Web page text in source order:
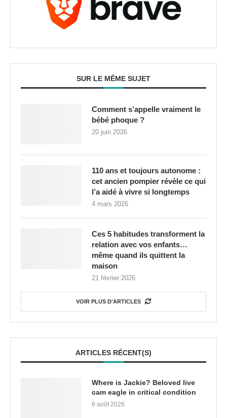
SUR LE MÊME SUJET
Comment s’appelle vraiment le
bébé phoque ?
20 juin 2026
110 ans et toujours autonome :
cet ancien pompier révèle ce qui
l’a aidé à vivre si longtemps
4 mars 2026
Ces 5 habitudes transforment la
relation avec vos enfants…
même quand ils quittent la
maison
21 février 2026
VOIR PLUS D'ARTICLES
ARTICLES RÉCENT(S)
Where is Jackie? Beloved live
cam eagle in critical condition
6 août 2026